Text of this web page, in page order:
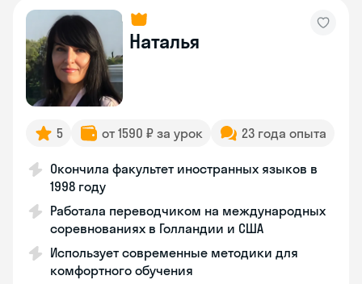
Наталья
5 от 1590 ₽ за урок 23 года опыта
Окончила факультет иностранных языков в
1998 году
Работала переводчиком на международных
соревнованиях в Голландии и США
Использует современные методики для
комфортного обучения